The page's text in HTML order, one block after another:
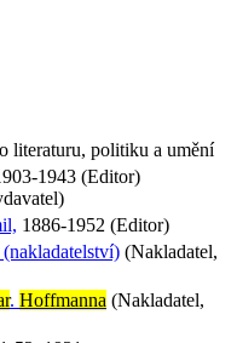
literaturu, politiku a umění
1943 (Editor)
1886-1952 (Editor)
(Nakladatel,
. Hoffmanna (Nakladatel,